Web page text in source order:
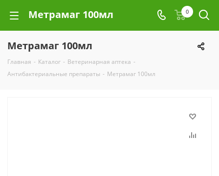
Метрамаг 100мл 0
Метрамаг 100мл
Главная - Каталог - Ветеринарная аптека -
Антибактериальные препараты - Метрамаг 100мл